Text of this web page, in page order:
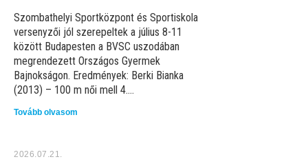
Szombathelyi Sportközpont és Sportiskola
versenyzői jól szerepeltek a július 8-11
között Budapesten a BVSC uszodában
megrendezett Országos Gyermek
Bajnokságon. Eredmények: Berki Bianka
(2013) – 100 m női mell 4....
Tovább olvasom
2026.07.21.